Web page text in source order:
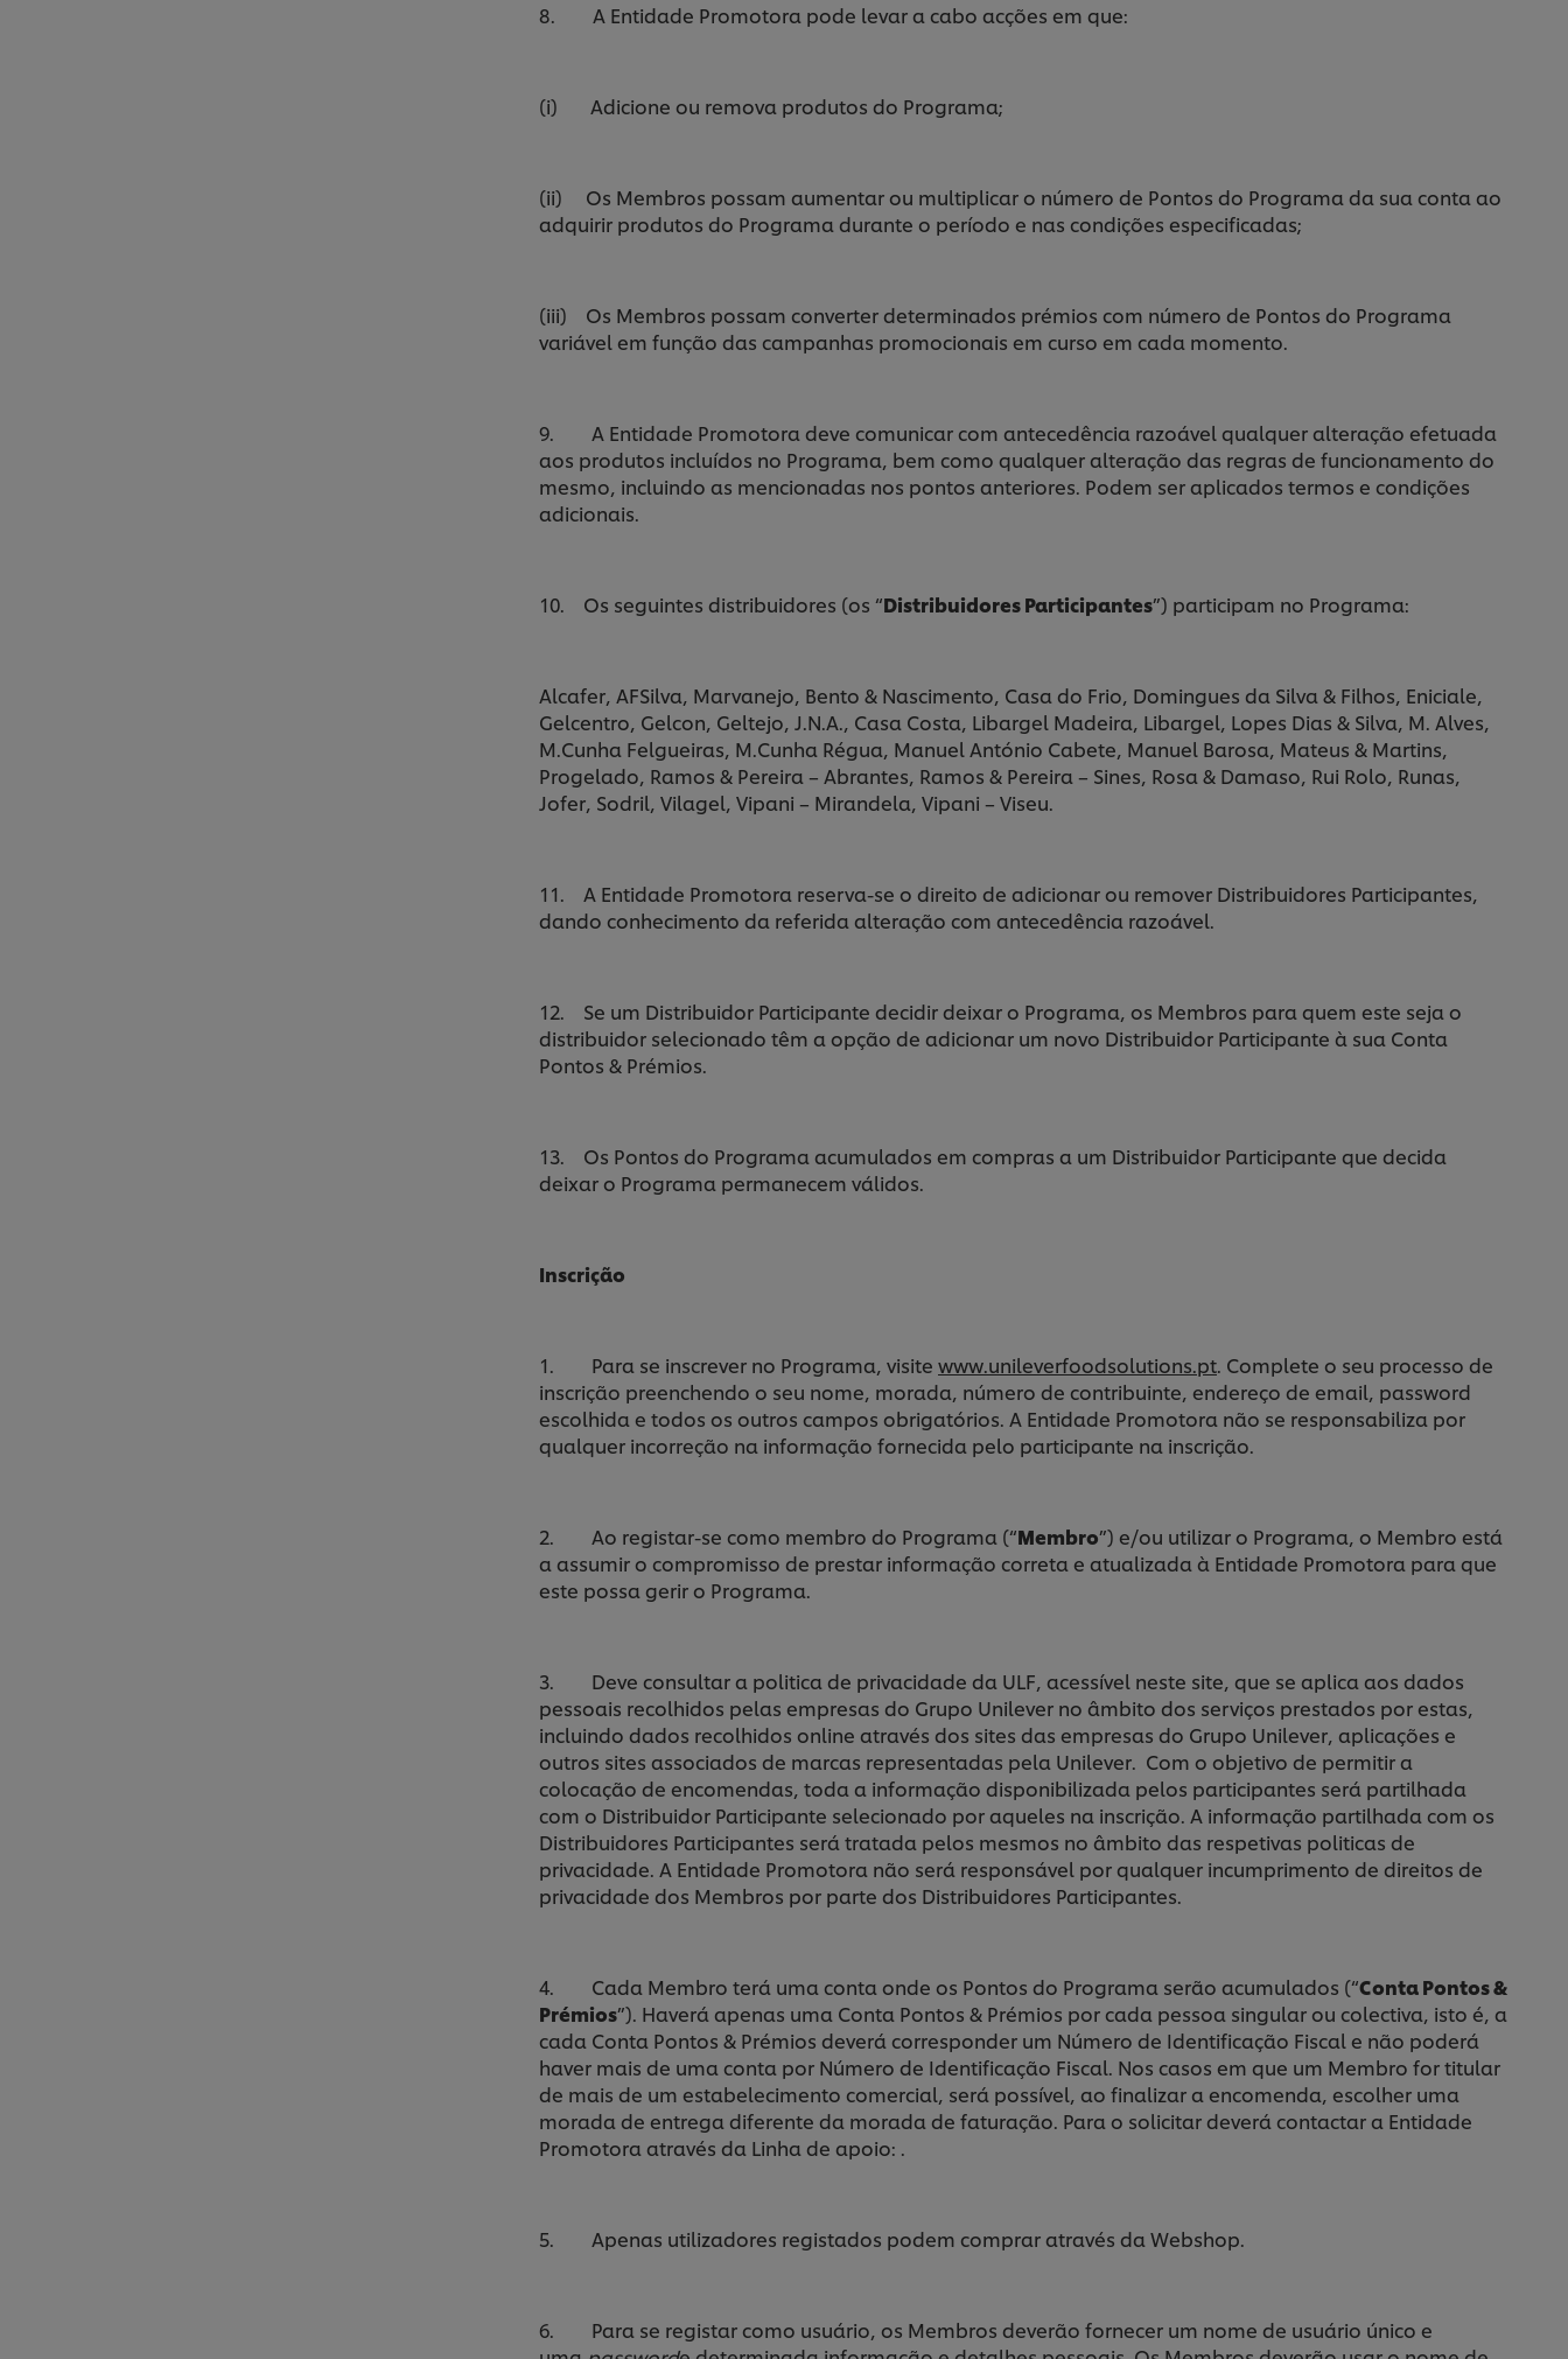
8. A Entidade Promotora pode levar a cabo acções em que:
(i) Adicione ou remova produtos do Programa;
(ii) Os Membros possam aumentar ou multiplicar o número de Pontos do Programa da sua conta ao
adquirir produtos do Programa durante o período e nas condições especificadas;
(iii) Os Membros possam converter determinados prémios com número de Pontos do Programa
variável em função das campanhas promocionais em curso em cada momento.
9. A Entidade Promotora deve comunicar com antecedência razoável qualquer alteração efetuada
aos produtos incluídos no Programa, bem como qualquer alteração das regras de funcionamento do
mesmo, incluindo as mencionadas nos pontos anteriores. Podem ser aplicados termos e condições
adicionais.
10. Os seguintes distribuidores (os “Distribuidores Participantes”) participam no Programa:
Alcafer, AFSilva, Marvanejo, Bento & Nascimento, Casa do Frio, Domingues da Silva & Filhos, Eniciale,
Gelcentro, Gelcon, Geltejo, J.N.A., Casa Costa, Libargel Madeira, Libargel, Lopes Dias & Silva, M. Alves,
M.Cunha Felgueiras, M.Cunha Régua, Manuel António Cabete, Manuel Barosa, Mateus & Martins,
Progelado, Ramos & Pereira – Abrantes, Ramos & Pereira – Sines, Rosa & Damaso, Rui Rolo, Runas,
Jofer, Sodril, Vilagel, Vipani – Mirandela, Vipani – Viseu.
11. A Entidade Promotora reserva-se o direito de adicionar ou remover Distribuidores Participantes,
dando conhecimento da referida alteração com antecedência razoável.
12. Se um Distribuidor Participante decidir deixar o Programa, os Membros para quem este seja o
distribuidor selecionado têm a opção de adicionar um novo Distribuidor Participante à sua Conta
Pontos & Prémios.
13. Os Pontos do Programa acumulados em compras a um Distribuidor Participante que decida
deixar o Programa permanecem válidos.
Inscrição
1. Para se inscrever no Programa, visite www.unileverfoodsolutions.pt. Complete o seu processo de
inscrição preenchendo o seu nome, morada, número de contribuinte, endereço de email, password
escolhida e todos os outros campos obrigatórios. A Entidade Promotora não se responsabiliza por
qualquer incorreção na informação fornecida pelo participante na inscrição.
2. Ao registar-se como membro do Programa (“Membro”) e/ou utilizar o Programa, o Membro está
a assumir o compromisso de prestar informação correta e atualizada à Entidade Promotora para que
este possa gerir o Programa.
3. Deve consultar a politica de privacidade da ULF, acessível neste site, que se aplica aos dados
pessoais recolhidos pelas empresas do Grupo Unilever no âmbito dos serviços prestados por estas,
incluindo dados recolhidos online através dos sites das empresas do Grupo Unilever, aplicações e
outros sites associados de marcas representadas pela Unilever. Com o objetivo de permitir a
colocação de encomendas, toda a informação disponibilizada pelos participantes será partilhada
com o Distribuidor Participante selecionado por aqueles na inscrição. A informação partilhada com os
Distribuidores Participantes será tratada pelos mesmos no âmbito das respetivas politicas de
privacidade. A Entidade Promotora não será responsável por qualquer incumprimento de direitos de
privacidade dos Membros por parte dos Distribuidores Participantes.
4. Cada Membro terá uma conta onde os Pontos do Programa serão acumulados (“Conta Pontos &
Prémios”). Haverá apenas uma Conta Pontos & Prémios por cada pessoa singular ou colectiva, isto é, a
cada Conta Pontos & Prémios deverá corresponder um Número de Identificação Fiscal e não poderá
haver mais de uma conta por Número de Identificação Fiscal. Nos casos em que um Membro for titular
de mais de um estabelecimento comercial, será possível, ao finalizar a encomenda, escolher uma
morada de entrega diferente da morada de faturação. Para o solicitar deverá contactar a Entidade
Promotora através da Linha de apoio: .
5. Apenas utilizadores registados podem comprar através da Webshop.
6. Para se registar como usuário, os Membros deverão fornecer um nome de usuário único e